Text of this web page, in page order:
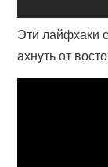
Эти лайфхаки
ахнуть от